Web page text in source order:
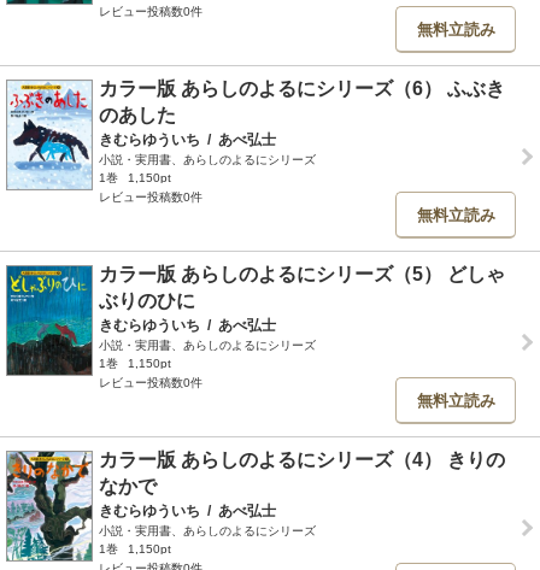
レビュー投稿数0件
無料立読み
カラー版 あらしのよるにシリーズ（6） ふぶき
のあした
きむらゆういち / あべ弘士
小説・実用書、あらしのよるにシリーズ
1巻
1,150pt
レビュー投稿数0件
無料立読み
カラー版 あらしのよるにシリーズ（5） どしゃ
ぶりのひに
きむらゆういち / あべ弘士
小説・実用書、あらしのよるにシリーズ
1巻
1,150pt
レビュー投稿数0件
無料立読み
カラー版 あらしのよるにシリーズ（4） きりの
なかで
きむらゆういち / あべ弘士
小説・実用書、あらしのよるにシリーズ
1巻
1,150pt